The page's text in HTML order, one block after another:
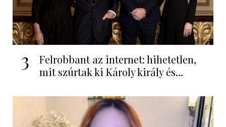
3
Felrobbant az internet: hihetetlen,
mit szúrtak ki Károly király és...